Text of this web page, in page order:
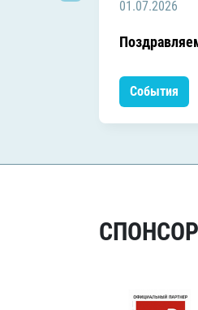
01.07.2026
События